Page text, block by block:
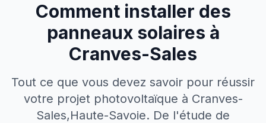
Comment installer des
panneaux solaires à
Cranves-Sales
Tout ce que vous devez savoir pour réussir
votre projet photovoltaïque à Cranves-
Sales,Haute-Savoie. De l'étude de